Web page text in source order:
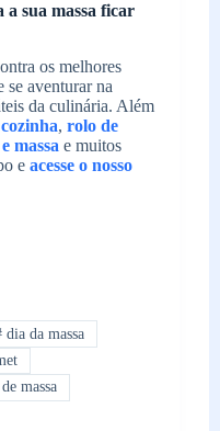
sua massa ficar
os melhores
se aventurar na
da culinária. Além
, rolo de
massa e muitos
e acesse o nosso
dia da massa
massa